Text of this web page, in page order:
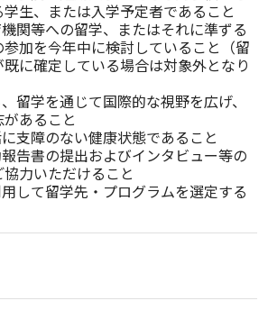
生、または入学予定者であること
関等への留学、またはそれに準ずる
加を今年中に検討していること（留
に確定している場合は対象外となり
留学を通じて国際的な視野を広げ、
あること
支障のない健康状態であること
告書の提出およびインタビュー等の
力いただけること
して留学先・プログラムを選定する